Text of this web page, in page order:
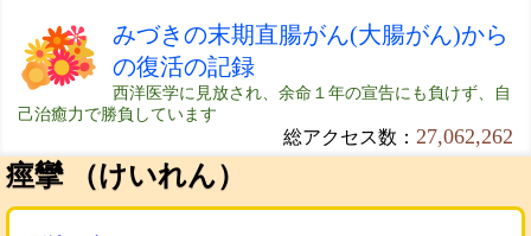
みづきの末期直腸がん(大腸がん)から
の復活の記録
西洋医学に見放され、余命１年の宣告にも負けず、自
己治癒力で勝負しています
総アクセス数： 27,062,262
痙攣 （けいれん）